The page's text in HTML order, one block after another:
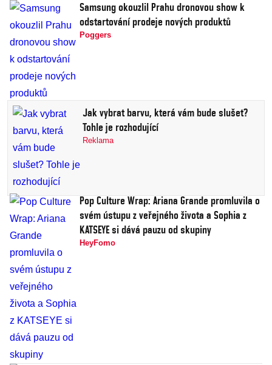
Samsung okouzlil Prahu dronovou show k
odstartování prodeje nových produktů
Poggers
Jak vybrat barvu, která vám bude slušet?
Tohle je rozhodující
Reklama
Pop Culture Wrap: Ariana Grande promluvila o
svém ústupu z veřejného života a Sophia z
KATSEYE si dává pauzu od skupiny
HeyFomo